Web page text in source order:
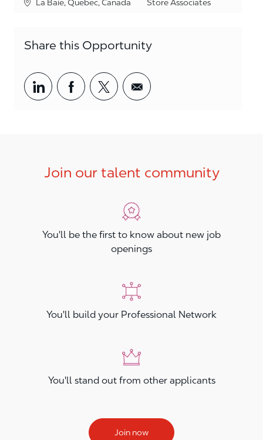
Location
La Baie, Quebec, Canada Category
Store Associates
Share this Opportunity
Share via LinkedIn
Share via Facebook
Share via twitter
Share via email
Join our talent community
You'll be the first to know about new job
openings
You'll build your Professional Network
You'll stand out from other applicants
Join now